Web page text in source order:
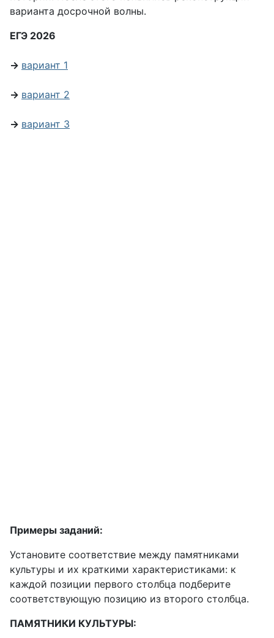
варианта досрочной волны.
ЕГЭ 2026
→ вариант 1
→ вариант 2
→ вариант 3
Примеры заданий:
Установите соответствие между памятниками
культуры и их краткими характеристиками: к
каждой позиции первого столбца подберите
соответствующую позицию из второго столбца.
ПАМЯТНИКИ КУЛЬТУРЫ: